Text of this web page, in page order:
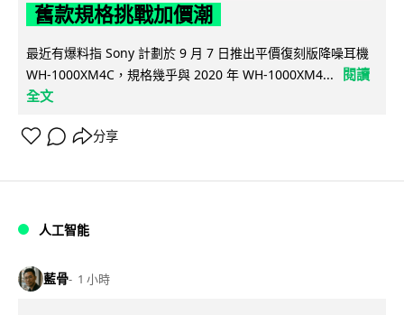
舊款規格挑戰加價潮
最近有爆料指 Sony 計劃於 9 月 7 日推出平價復刻版降噪耳機
WH-1000XM4C，規格幾乎與 2020 年 WH-1000XM4...
閱讀
全文
分享
人工智能
藍骨 1 小時